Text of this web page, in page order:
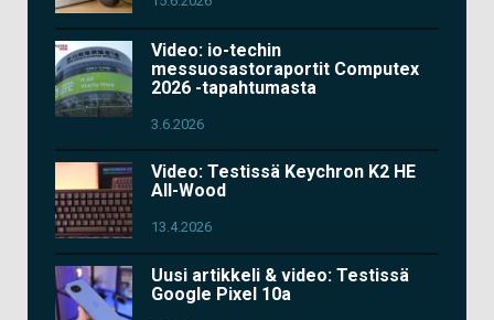
Video: io-techin
messuosastoraportit Computex
2026 -tapahtumasta
3.6.2026
Video: Testissä Keychron K2 HE
All-Wood
13.4.2026
Uusi artikkeli & video: Testissä
Google Pixel 10a